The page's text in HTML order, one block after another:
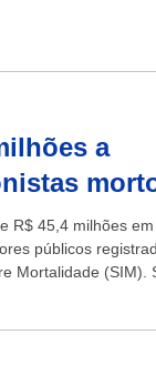
a
R$ 45,4 milhões em
públicos
Mortalidade (SIM).